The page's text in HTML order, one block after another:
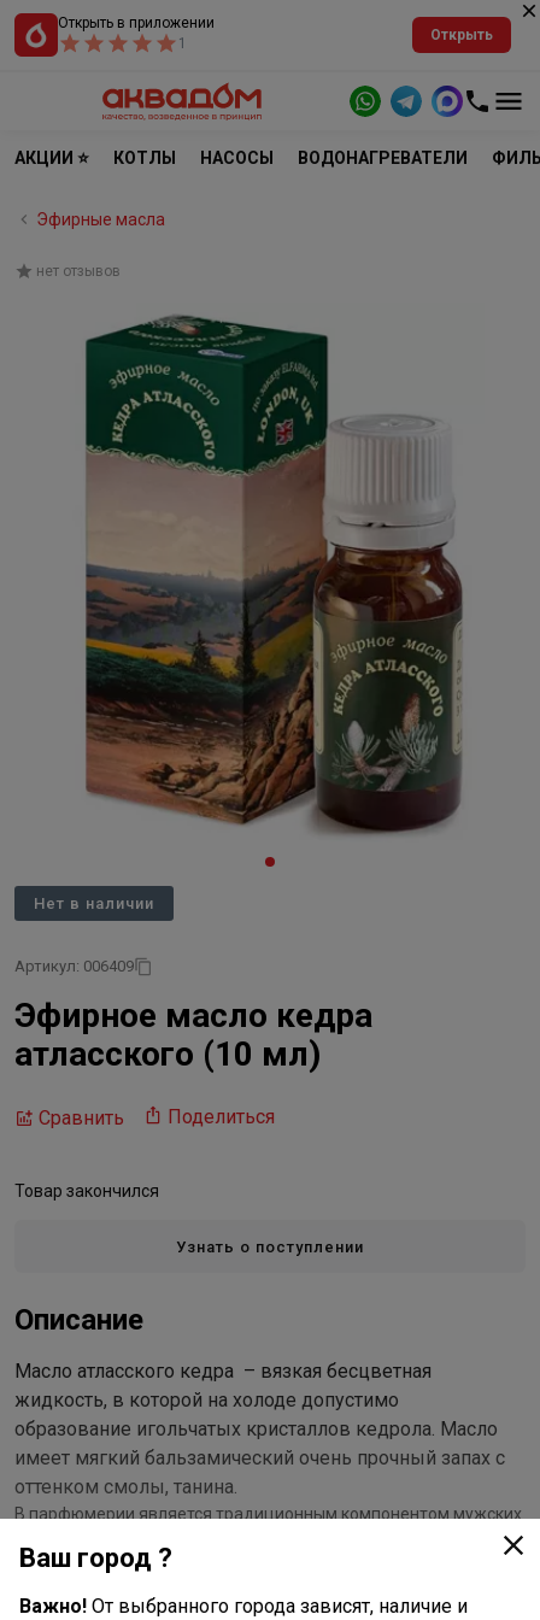
Открыть в приложении
1
Открыть
АКЦИИ ⭐ КОТЛЫ НАСОСЫ ВОДОНАГРЕВАТЕЛИ
Эфирные масла
нет отзывов
Нет в наличии
Артикул: 006409
Эфирное масло кедра
атласского (10 мл)
Сравнить Поделиться
Товар закончился
Узнать о поступлении
Описание
Масло атласского кедра – вязкая бесцветная
жидкость, в которой на холоде допустимо
образование игольчатых кристаллов кедрола. Масло
имеет мягкий бальзамический очень прочный запах с
оттенком смолы, танина.
В парфюмерии является традиционным компонентом мужских
Ваш город ?
Важно! От выбранного города зависят, наличие и